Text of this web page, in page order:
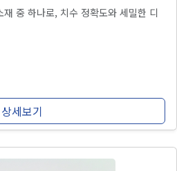
중 하나로, 치수 정확도와 세밀한 디
상세보기